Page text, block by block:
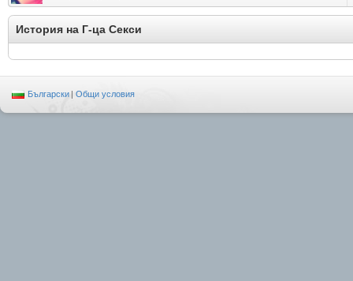
История на Г-ца Секси
Български | Общи условия